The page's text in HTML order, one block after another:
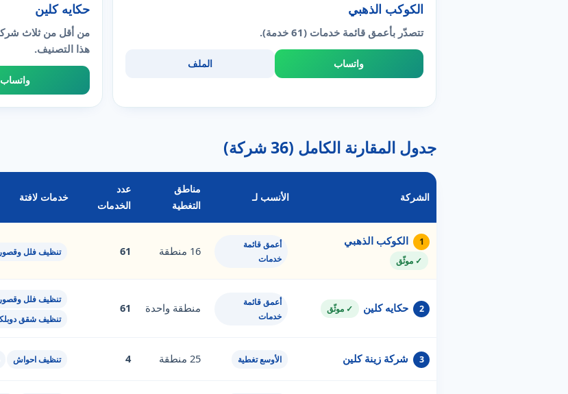
الكوكب الذهبي
تتصدّر بأعمق قائمة خدمات (61 خدمة).
واتساب الملف
حكايه كلين
من أقل من ثلاث
هذا التصنيف.
واتساب
جدول المقارنة الكامل (36 شركة)
الشركة الأنسب لـ
مناطق
التغطية
عدد
الخدمات
خدمات لافتة
1 الكوكب الذهبي
✓ موثّق
أعمق قائمة
خدمات
16 منطقة 61 تنظيف فلل وقصور
2 حكايه كلين ✓ موثّق
أعمق قائمة
خدمات
منطقة واحدة 61
تنظيف فلل وقصور
تنظيف شقق
3 شركة زينة كلين الأوسع تغطية 25 منطقة 4 تنظيف احواش